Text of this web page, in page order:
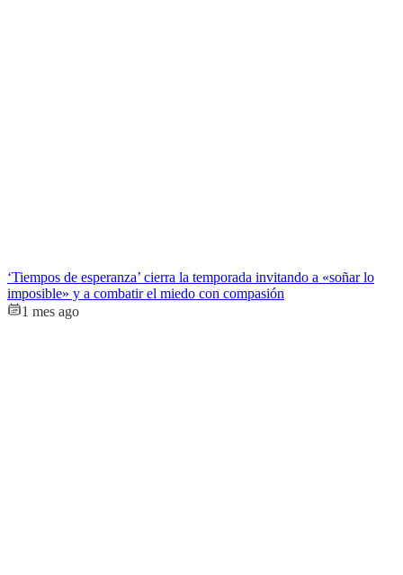
‘Tiempos de esperanza’ cierra la temporada invitando a «soñar lo
imposible» y a combatir el miedo con compasión
1 mes ago